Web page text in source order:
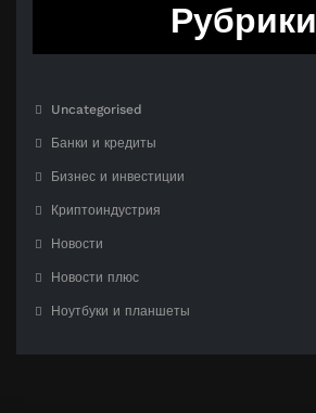
Рубрики
Uncategorised
Банки и кредиты
Бизнес и инвестиции
Криптоиндустрия
Новости
Новости плюс
Ноутбуки и планшеты